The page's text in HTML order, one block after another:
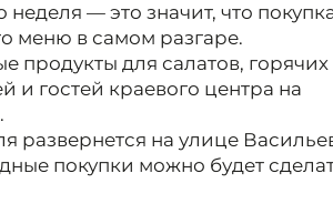
неделя — это значит, что
меню в самом разгаре.
продукты для салатов,
и гостей краевого центра на
развернется на улице
покупки можно будет